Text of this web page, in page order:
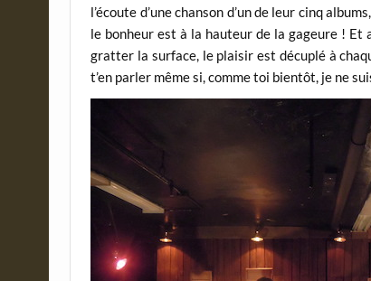
l’écoute d’une chanson d’un de leur cinq
le bonheur est à la hauteur de la gageure ! Et
gratter la surface, le plaisir est décuplé à
t’en parler même si, comme toi bientôt, je ne